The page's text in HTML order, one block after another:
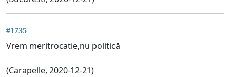
#1735
Vrem meritrocatie,nu politică
(Carapelle, 2020-12-21)